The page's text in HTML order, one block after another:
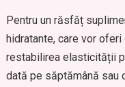
Pentru un răsfăț
hidratante, care vor
restabilirea elasticității
dată pe săptămână sau